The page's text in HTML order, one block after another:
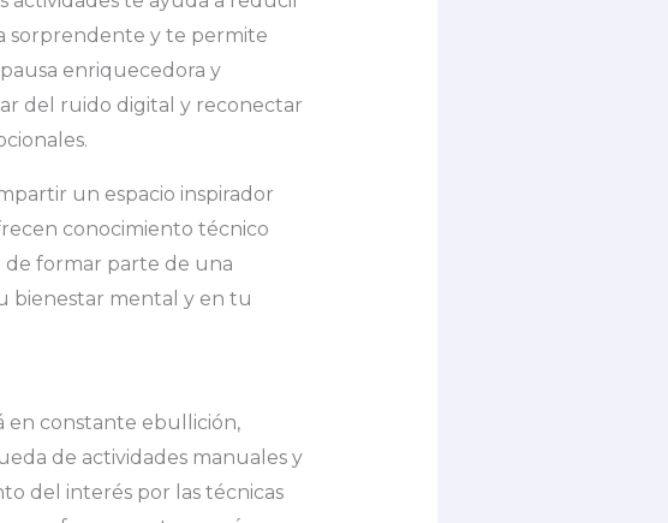
sorprendente y te permite
enriquecedora y
del ruido digital y reconectar
un espacio inspirador
conocimiento técnico
de formar parte de una
bienestar mental y en tu
en constante ebullición,
de actividades manuales y
del interés por las técnicas